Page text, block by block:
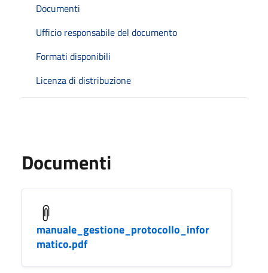
Documenti
Ufficio responsabile del documento
Formati disponibili
Licenza di distribuzione
Documenti
manuale_gestione_protocollo_infor
matico.pdf